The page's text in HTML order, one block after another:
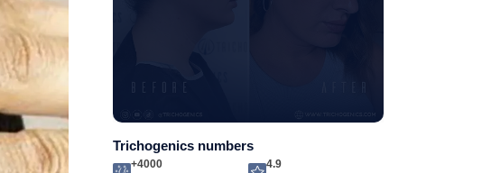
Trichogenics numbers
+4000
4.9